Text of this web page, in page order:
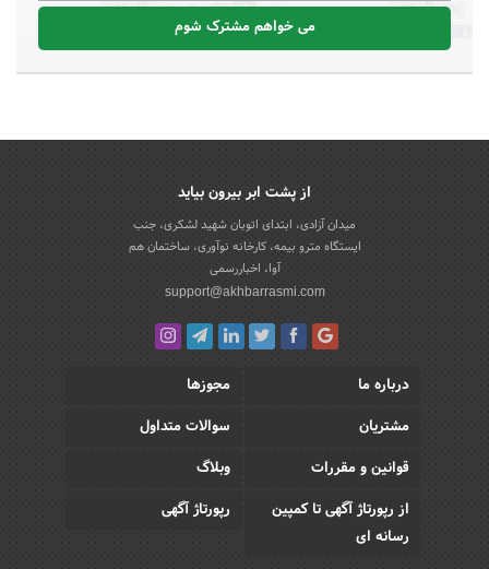
می خواهم مشترک شوم
از پشت ابر بیرون بیاید
میدان آزادی، ابتدای اتوبان شهید لشکری، جنب
ایستگاه مترو بیمه، کارخانه نوآوری، ساختمان هم
آوا، اخباررسمی
support@akhbarrasmi.com
درباره ما
مجوزها
مشتریان
سوالات متداول
قوانین و مقررات
وبلاگ
از رپورتاژ آگهی تا کمپین
رسانه ای
رپورتاژ آگهی